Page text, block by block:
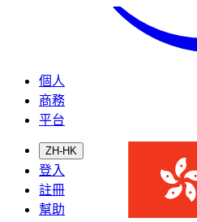
個人
商務
平台
ZH-HK
登入
註冊
幫助